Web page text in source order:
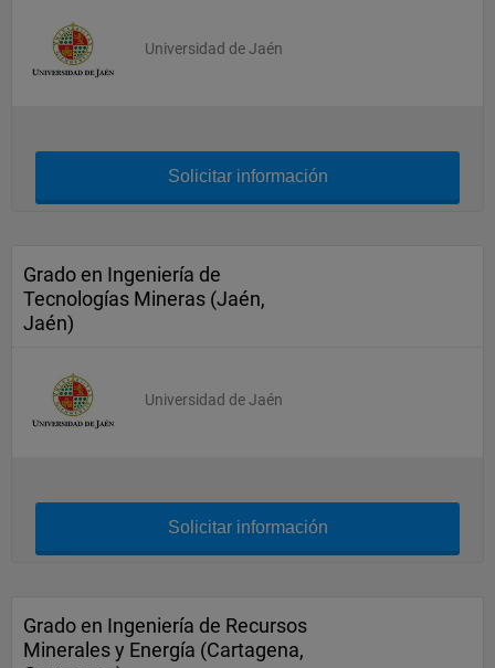
Universidad de Jaén
Solicitar información
Grado en Ingeniería de
Tecnologías Mineras (Jaén,
Jaén)
Universidad de Jaén
Solicitar información
Grado en Ingeniería de Recursos
Minerales y Energía (Cartagena,